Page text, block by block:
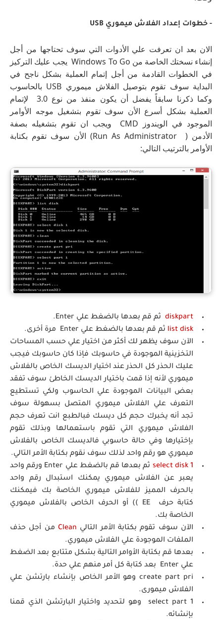
- خطوات إعداد الفلاش ميموري USB
الان بعد ان تعرفت علي الأدوات التي سوف تحتاجها من أجل
إنشاء نسختك الخاصة من Windows To Go يجب عليك التركيز
في الخطوات القادمة من أجل إتمام العملية بشكل ناجح في
البداية سوف تقوم بتوصيل الفلاش ميموري USB بالحاسوب
وكما ذكرنا سابقاً يفضل أن يكون منفذ من نوع 3.0 لإتمام
العملية بشكل أسرع الأن سوف تقوم بتشغيل موجه الأوامر
الموجود في الويندوز CMD ويجب ان تقوم بتشغيله بصفة
الأدمن ( Run As Administrator) الأن سوف تقوم بكتابة
الأوامر بالترتيب التالي:
diskpart ثم قم بعدها بالضغط علي Enter.
list disk ثم قم بعدها بالضغط علي Enter مرة أخرى.
الآن سوف يظهر لك أكثر من اختيار علي حسب المساحات
التخزينية الموجودة في حاسوبك فإذا كان حاسوبك فيجب
عليك الحذر كل الحذر عند اختيار الديسك الخاص بالفلاش
ميموري لأنه إذا قمت باختيار الديسك الخاطئ سوف تفقد
بعض البيانات الموجودة علي الحاسوب ولكي تستطيع
التعرف علي الفلاش ميموري المتصل بسهولة سوف
تجد أنه يخبرك حجم كل ديسك فبالطبع انت تعرف حجم
الفلاش ميموري التي تقوم باستعمالها وبذلك تقوم
بإختيارها وفي حالة حاسوبي فالديسك الخاص بالفلاش
ميموري هو رقم واحد لذلك سوف نقوم بكتابة الأمر التالي.
select disk 1
ثم بعدها قم بالضغط علي Enter ورقم واحد
يعبر عن الفلاش ميموري يمكنك استبدال رقم واحد
بالحرف المميز للفلاش ميموري الخاصة بك فيمكنك
كتابة حرف EE )) أو الحرف الخاص بالفلاش ميموري
الخاصة بك.
الآن سوف تقوم بكتابة الأمر التالي Clean من أجل حذف
الملفات الموجودة علي الفلاش ميموري.
بعدها قم بكتابة الأوامر التالية بشكل متتابع بعد الضغط
علي Enter بعد كتابة كل أمر منهم علي حدة.
create part pri وهو الأمر الخاص بإنشاء بارتشن علي
الفلاش ميمورى.
select part 1 وهو لتحديد واختيار البارتشن الذي قمنا
بإنشائه.